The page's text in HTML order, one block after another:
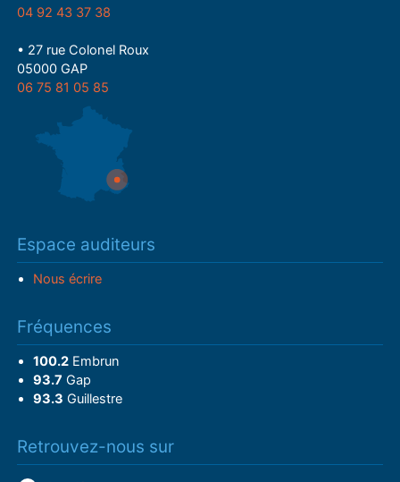
04 92 43 37 38
• 27 rue Colonel Roux
05000 GAP
06 75 81 05 85
Espace auditeurs
Nous écrire
Fréquences
100.2Embrun
93.7 Gap
93.3 Guillestre
Retrouvez-nous sur